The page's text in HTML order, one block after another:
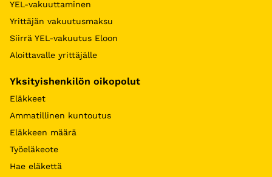
YEL-vakuuttaminen
Yrittäjän vakuutusmaksu
Siirrä YEL-vakuutus Eloon
Aloittavalle yrittäjälle
Yksityishenkilön oikopolut
Eläkkeet
Ammatillinen kuntoutus
Eläkkeen määrä
Työeläkeote
Hae eläkettä